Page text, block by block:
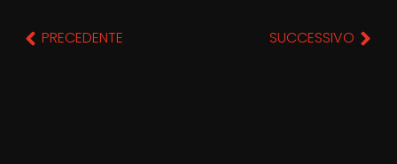
PRECEDENTE SUCCESSIVO